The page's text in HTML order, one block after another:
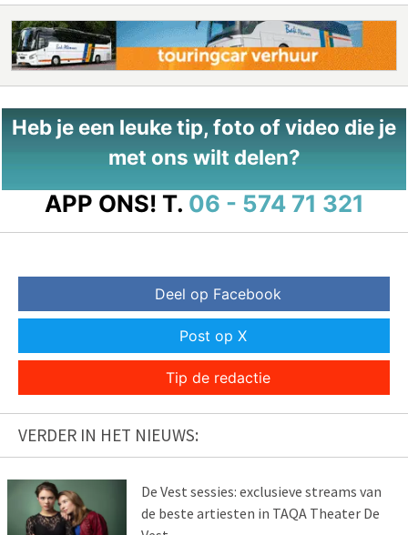
Heb je een leuke tip, foto of video die je
met ons wilt delen?
APP ONS! T. 06 - 574 71 321
Deel op Facebook
Post op X
Tip de redactie
VERDER IN HET NIEUWS:
De Vest sessies: exclusieve streams van
de beste artiesten in TAQA Theater De